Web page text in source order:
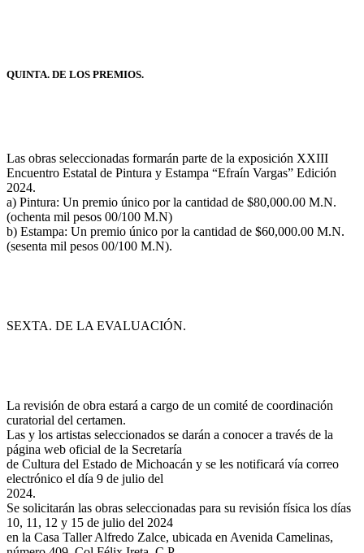
QUINTA. DE LOS PREMIOS.
Las obras seleccionadas formarán parte de la exposición XXIII
Encuentro Estatal de Pintura y Estampa “Efraín Vargas” Edición
2024.
a) Pintura: Un premio único por la cantidad de $80,000.00 M.N.
(ochenta mil pesos 00/100 M.N)
b) Estampa: Un premio único por la cantidad de $60,000.00 M.N.
(sesenta mil pesos 00/100 M.N).
SEXTA. DE LA EVALUACIÓN.
La revisión de obra estará a cargo de un comité de coordinación
curatorial del certamen.
Las y los artistas seleccionados se darán a conocer a través de la
página web oficial de la Secretaría
de Cultura del Estado de Michoacán y se les notificará vía correo
electrónico el día 9 de julio del
2024.
Se solicitarán las obras seleccionadas para su revisión física los días
10, 11, 12 y 15 de julio del 2024
en la Casa Taller Alfredo Zalce, ubicada en Avenida Camelinas,